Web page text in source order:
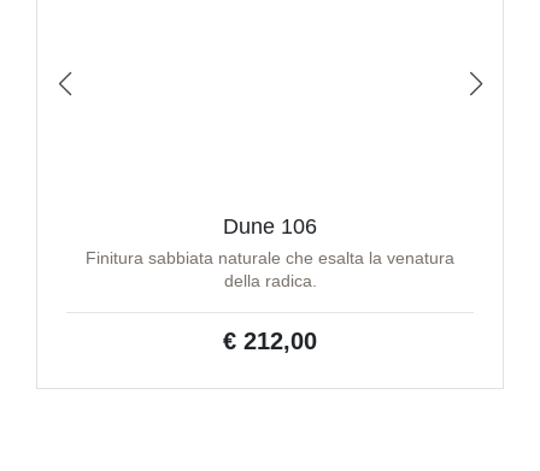
Dune 106
Finitura sabbiata naturale che esalta la venatura
della radica.
€ 212,00